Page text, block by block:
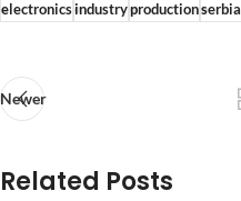
electronicsindustryproductionserbia
Newer
Related Posts